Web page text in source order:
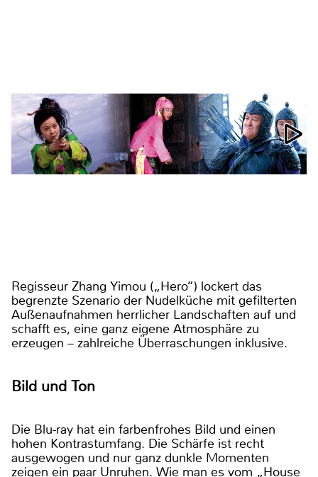
Regisseur Zhang Yimou („Hero“) lockert das
begrenzte Szenario der Nudelküche mit gefilterten
Außenaufnahmen herrlicher Landschaften auf und
schafft es, eine ganz eigene Atmosphäre zu
erzeugen – zahlreiche Überraschungen inklusive.
Bild und Ton
Die Blu-ray hat ein farbenfrohes Bild und einen
hohen Kontrastumfang. Die Schärfe ist recht
ausgewogen und nur ganz dunkle Momenten
zeigen ein paar Unruhen. Wie man es vom „House